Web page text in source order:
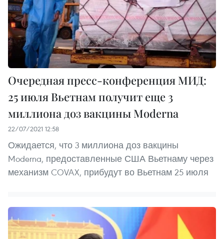
Очередная пресс-конференция МИД:
25 июля Вьетнам получит еще 3
миллиона доз вакцины Moderna
22/07/2021 12:58
Ожидается, что 3 миллиона доз вакцины
Moderna, предоставленные США Вьетнаму через
механизм COVAX, прибудут во Вьетнам 25 июля